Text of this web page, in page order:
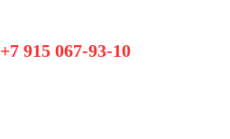
+7 915 067-93-10